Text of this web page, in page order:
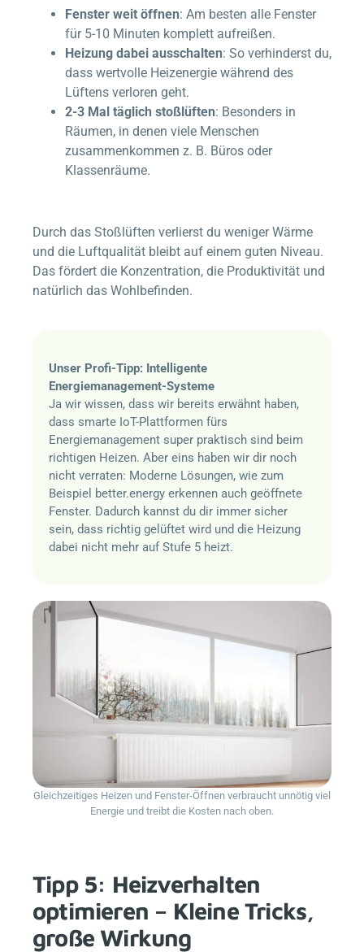
Fenster weit öffnen: Am besten alle Fenster
für 5-10 Minuten komplett aufreißen.
Heizung dabei ausschalten: So verhinderst du,
dass wertvolle Heizenergie während des
Lüftens verloren geht.
2-3 Mal täglich stoßlüften: Besonders in
Räumen, in denen viele Menschen
zusammenkommen z. B. Büros oder
Klassenräume.
Durch das Stoßlüften verlierst du weniger Wärme
und die Luftqualität bleibt auf einem guten Niveau.
Das fördert die Konzentration, die Produktivität und
natürlich das Wohlbefinden.
Unser Profi-Tipp: Intelligente
Energiemanagement-Systeme
Ja wir wissen, dass wir bereits erwähnt haben,
dass smarte IoT-Plattformen fürs
Energiemanagement super praktisch sind beim
richtigen Heizen. Aber eins haben wir dir noch
nicht verraten: Moderne Lösungen, wie zum
Beispiel better.energy erkennen auch geöffnete
Fenster. Dadurch kannst du dir immer sicher
sein, dass richtig gelüftet wird und die Heizung
dabei nicht mehr auf Stufe 5 heizt.
Gleichzeitiges Heizen und Fenster-Öffnen verbraucht unnötig viel
Energie und treibt die Kosten nach oben.
Tipp 5: Heizverhalten
optimieren – Kleine Tricks,
große Wirkung